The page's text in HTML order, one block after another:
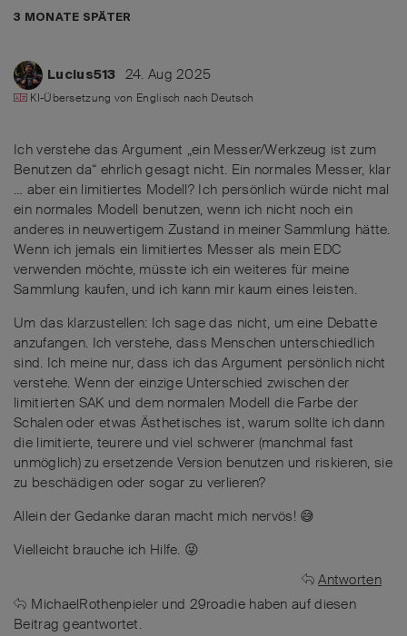
3 MONATE SPÄTER
Lucius513 24. Aug 2025
KI-Übersetzung von Englisch nach Deutsch
Ich verstehe das Argument „ein Messer/Werkzeug ist zum
Benutzen da“ ehrlich gesagt nicht. Ein normales Messer, klar
… aber ein limitiertes Modell? Ich persönlich würde nicht mal
ein normales Modell benutzen, wenn ich nicht noch ein
anderes in neuwertigem Zustand in meiner Sammlung hätte.
Wenn ich jemals ein limitiertes Messer als mein EDC
verwenden möchte, müsste ich ein weiteres für meine
Sammlung kaufen, und ich kann mir kaum eines leisten.
Um das klarzustellen: Ich sage das nicht, um eine Debatte
anzufangen. Ich verstehe, dass Menschen unterschiedlich
sind. Ich meine nur, dass ich das Argument persönlich nicht
verstehe. Wenn der einzige Unterschied zwischen der
limitierten SAK und dem normalen Modell die Farbe der
Schalen oder etwas Ästhetisches ist, warum sollte ich dann
die limitierte, teurere und viel schwerer (manchmal fast
unmöglich) zu ersetzende Version benutzen und riskieren, sie
zu beschädigen oder sogar zu verlieren?
Allein der Gedanke daran macht mich nervös! 😅
Vielleicht brauche ich Hilfe. 😜
Antworten
MichaelRothenpieler und 29roadie haben auf diesen
Beitrag geantwortet.